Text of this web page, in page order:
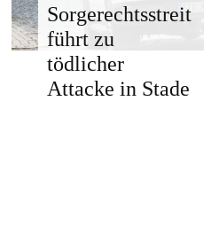
Sorgerechtsstreit
führt zu
tödlicher
Attacke in Stade